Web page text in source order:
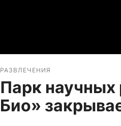
РАЗВЛЕЧЕНИЯ
Парк научных
Био»